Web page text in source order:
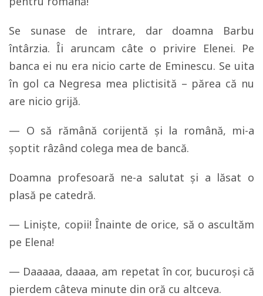
Se sunase de intrare, dar doamna Barbu
întârzia. Îi aruncam câte o privire Elenei. Pe
banca ei nu era nicio carte de Eminescu. Se uita
în gol ca Negresa mea plictisită – părea că nu
are nicio grijă.
— O să rămână corijentă şi la română, mi-a
şoptit râzând colega mea de bancă.
Doamna profesoară ne-a salutat şi a lăsat o
plasă pe catedră.
— Linişte, copii! Înainte de orice, să o ascultăm
pe Elena!
— Daaaaa, daaaa, am repetat în cor, bucuroşi că
pierdem câteva minute din oră cu altceva.